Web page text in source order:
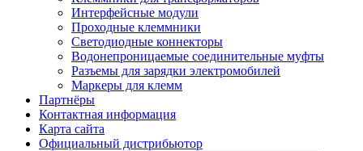
Интерфейсные модули
Проходные клеммники
Светодиодные коннекторы
Водонепроницаемые соединительные муфты
Разъемы для зарядки электромобилей
Маркеры для клемм
Партнёры
Контактная информация
Карта сайта
Официальный дистрибьютор